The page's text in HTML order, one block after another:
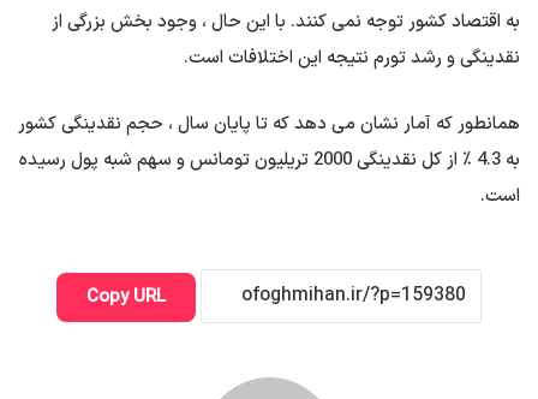
به اقتصاد کشور توجه نمی کنند. با این حال ، وجود بخش بزرگی از
نقدینگی و رشد تورم نتیجه این اختلافات است.
همانطور که آمار نشان می دهد که تا پایان سال ، حجم نقدینگی کشور
به 4.3 ٪ از کل نقدینگی 2000 تریلیون تومانس و سهم شبه پول رسیده
است.
Copy URL